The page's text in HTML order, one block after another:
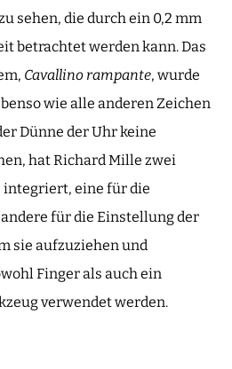
sehen, die durch ein 0,2 mm
betrachtet werden kann. Das
Cavallino rampante, wurde
wie alle anderen Zeichen
Dünne der Uhr keine
hat Richard Mille zwei
integriert, eine für die
für die Einstellung der
sie aufzuziehen und
Finger als auch ein
verwendet werden.